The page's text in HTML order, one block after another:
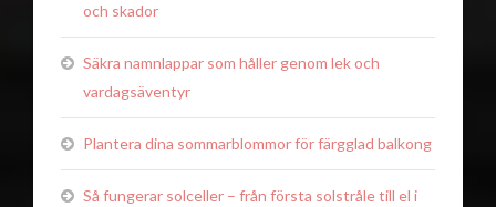
och skador
Säkra namnlappar som håller genom lek och
vardagsäventyr
Plantera dina sommarblommor för färgglad balkong
Så fungerar solceller – från första solstråle till el i